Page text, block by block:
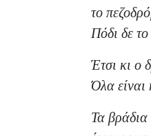
το
Πόδι δε
Έτσι κι ο
Όλα
Τα βράδια